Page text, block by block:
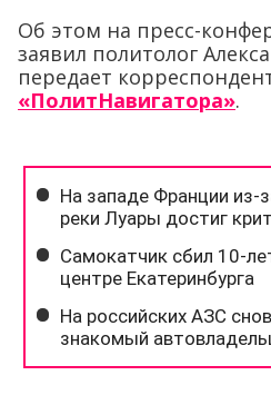
Об этом на пресс-
заявил политолог
передает
«ПолитНавигатора».